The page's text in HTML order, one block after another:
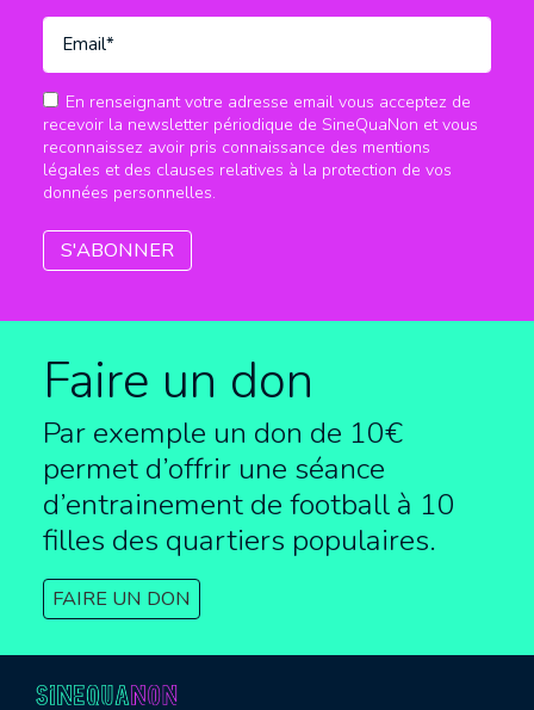
En renseignant votre adresse email vous acceptez de
recevoir la newsletter périodique de SineQuaNon et vous
reconnaissez avoir pris connaissance des mentions
légales et des clauses relatives à la protection de vos
données personnelles.
Faire un don
Par exemple un don de 10€
permet d’offrir une séance
d’entrainement de football à 10
filles des quartiers populaires.
FAIRE UN DON